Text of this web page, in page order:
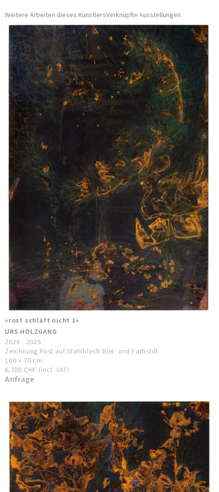
Weitere Arbeiten dieses KünstlersVerknüpfte Ausstellungen
«rost schläft nicht 1»
URS HOLZGANG
2024 - 2025
Zeichnung Rost auf Stahlblech Blei- und Farbstift
100 x 70 cm
6.700 CHF (incl. VAT)
Anfrage